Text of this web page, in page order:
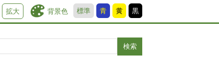
背景色 標準 青 黄 黒
拡大
検索